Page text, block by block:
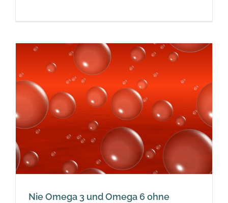
Nie Omega 3 und Omega 6 ohne